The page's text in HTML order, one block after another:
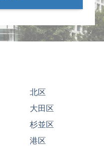
北区
大田区
杉並区
港区